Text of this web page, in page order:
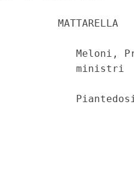
MATTARELLA
Meloni,
ministri